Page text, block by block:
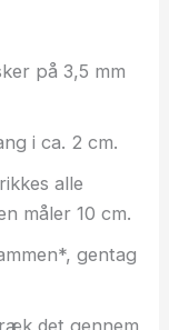
på 3,5 mm
i ca. 2 cm.
alle
måler 10 cm.
gentag